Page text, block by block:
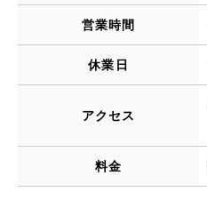
営業時間
休業日
アクセス
料金